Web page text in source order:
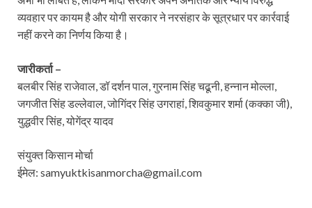
व्यवहार पर कायम है और योगी सरकार ने नरसंहार के सूत्रधार पर कार्रवाई
नहीं करने का निर्णय किया है।
जारीकर्ता –
बलबीर सिंह राजेवाल, डॉ दर्शन पाल, गुरनाम सिंह चढूनी, हन्नान मोल्ला,
जगजीत सिंह डल्लेवाल, जोगिंदर सिंह उगराहां, शिवकुमार शर्मा (कक्का जी),
युद्धवीर सिंह, योगेंद्र यादव
संयुक्त किसान मोर्चा
ईमेल: samyuktkisanmorcha@gmail.com